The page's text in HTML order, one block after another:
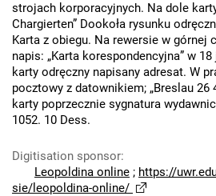
strojach korporacyjnych. Na dole
Chargierten” Dookoła rysunku
Karta z obiegu. Na rewersie w górnej
napis: „Karta korespondencyjna” w
karty odręczny napisany adresat. W
pocztowy z datownikiem; „Breslau 26
karty poprzecznie sygnatura
1052. 10 Dess.
Digitisation sponsor:
Leopoldina online ; https://
sie/leopoldina-online/